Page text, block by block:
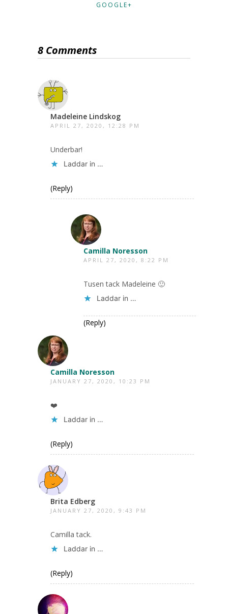
GOOGLE+
8 Comments
Madeleine Lindskog
APRIL 27, 2020, 12:28 PM
Underbar!
Laddar in …
(Reply)
Camilla Noresson
APRIL 27, 2020, 8:22 PM
Tusen tack Madeleine 🙂
Laddar in …
(Reply)
Camilla Noresson
JANUARY 27, 2020, 10:23 PM
❤️
Laddar in …
(Reply)
Brita Edberg
JANUARY 27, 2020, 9:43 PM
Camilla tack.
Laddar in …
(Reply)